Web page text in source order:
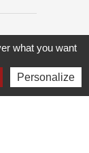
what you want
Personalize